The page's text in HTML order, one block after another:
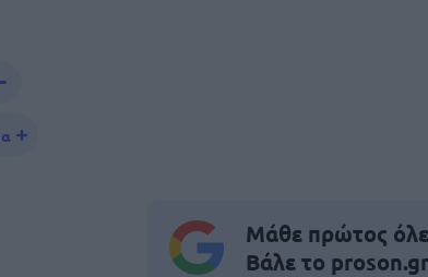
Μάθε πρώτος
Βάλε το